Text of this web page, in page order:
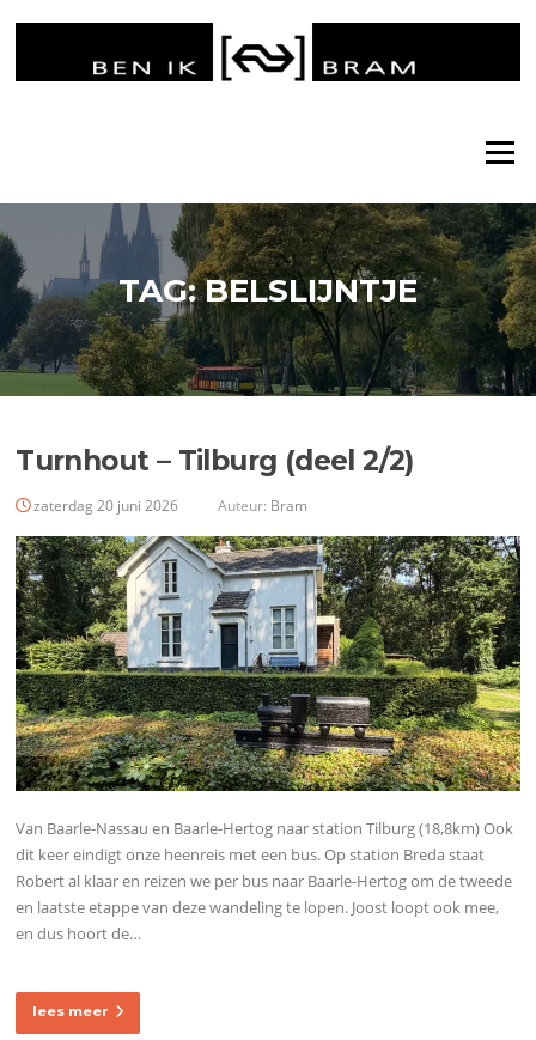
Menu
TAG:BELSLIJNTJE
Turnhout – Tilburg (deel 2/2)
zaterdag 20 juni 2026 Auteur: Bram
Van Baarle-Nassau en Baarle-Hertog naar station Tilburg (18,8km) Ook
dit keer eindigt onze heenreis met een bus. Op station Breda staat
Robert al klaar en reizen we per bus naar Baarle-Hertog om de tweede
en laatste etappe van deze wandeling te lopen. Joost loopt ook mee,
en dus hoort de…
lees meer